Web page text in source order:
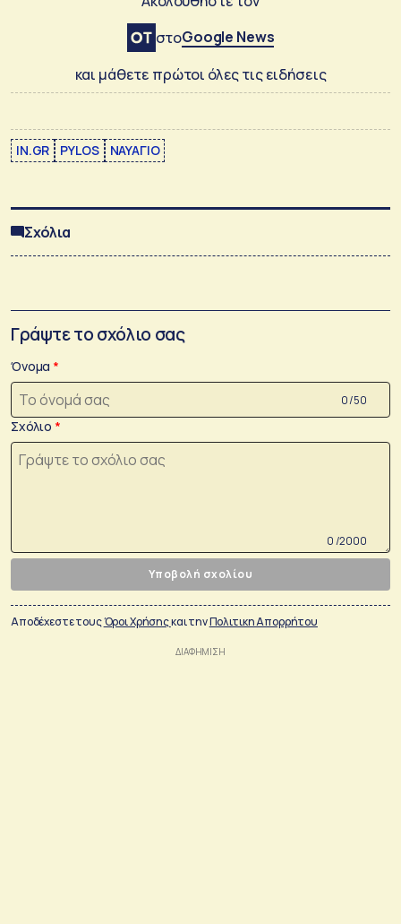
στοGoogle News
και μάθετε πρώτοι όλες τις ειδήσεις
IN.GR PYLOS ΝΑΥΑΓΙΟ
Σχόλια
Γράψτε το σχόλιο σας
Όνομα
0 /50
Σχόλιο
0 /2000
Υποβολή σχολίου
Αποδέχεστε τουςΌροι Χρήσηςκαι τηνΠολιτικη Απορρήτου